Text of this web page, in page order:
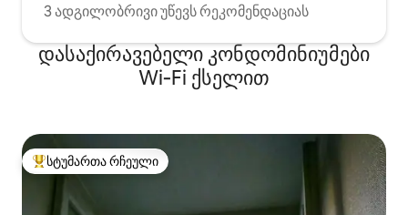
3 ადგილობრივი უწევს რეკომენდაციას
დასაქირავებელი კონდომინიუმები
Wi‑Fi ქსელით
სტუმართა რჩეული მოწინავე ვარიანტი
სტუმართა რჩეული